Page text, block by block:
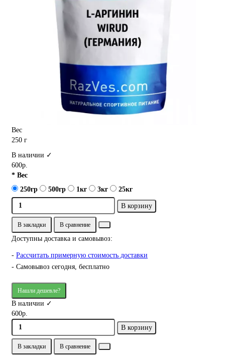
Вес
250 г
В наличии ✓
600р.
* Вес
250гр
500гр 1кг 3кг 25кг
В корзину
В закладки В сравнение
Доступны доставка и самовывоз:
- Рассчитать примерную стоимость доставки
- Самовывоз сегодня, бесплатно
Нашли дешевле?
В наличии ✓
600р.
В корзину
В закладки В сравнение